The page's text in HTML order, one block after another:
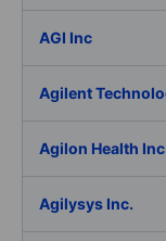
AGI Inc
Agilent
Agilon Health
Agilysys Inc.